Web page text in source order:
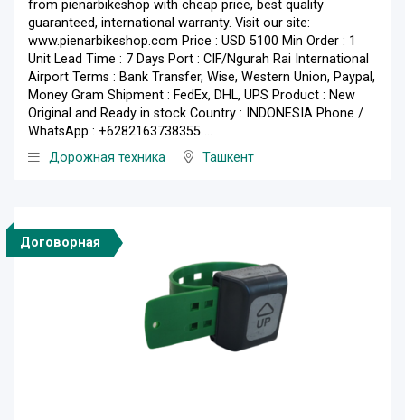
from pienarbikeshop with cheap price, best quality
guaranteed, international warranty. Visit our site:
www.pienarbikeshop.com Price : USD 5100 Min Order : 1
Unit Lead Time : 7 Days Port : CIF/Ngurah Rai International
Airport Terms : Bank Transfer, Wise, Western Union, Paypal,
Money Gram Shipment : FedEx, DHL, UPS Product : New
Original and Ready in stock Country : INDONESIA Phone /
WhatsApp : +6282163738355 ...
Дорожная техника
Ташкент
Договорная